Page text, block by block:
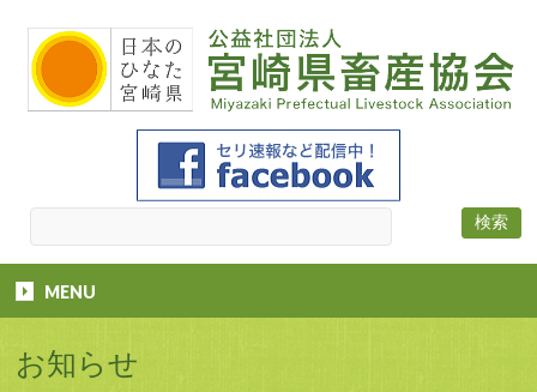
MENU
お知らせ